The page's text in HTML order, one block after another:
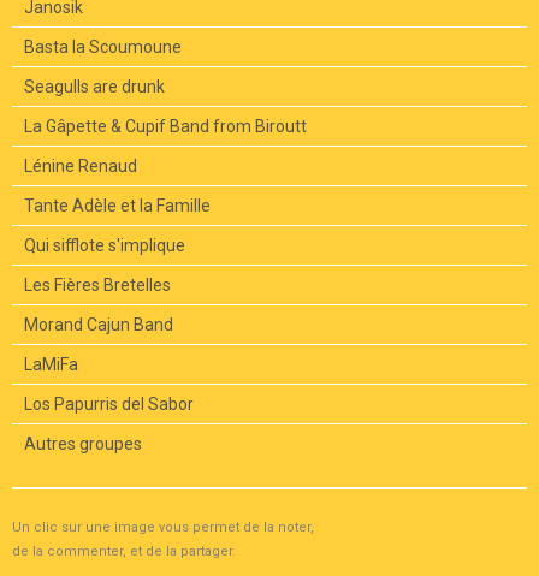
Janosik
Basta la Scoumoune
Seagulls are drunk
La Gâpette & Cupif Band from Biroutt
Lénine Renaud
Tante Adèle et la Famille
Qui sifflote s'implique
Les Fières Bretelles
Morand Cajun Band
LaMiFa
Los Papurris del Sabor
Autres groupes
Un clic sur une image vous permet de la noter,
de la commenter, et de la partager.